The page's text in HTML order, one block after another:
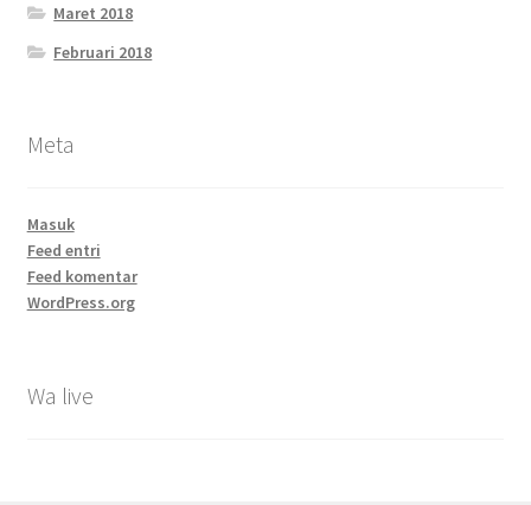
Maret 2018
Februari 2018
Meta
Masuk
Feed entri
Feed komentar
WordPress.org
Wa live